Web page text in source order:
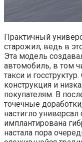
Практичный
старожил, ведь в
Эта модель
автомобиль, в том
такси и
конструкция и
покупателям. В
точечные
настигло
имплантирована
настала пора